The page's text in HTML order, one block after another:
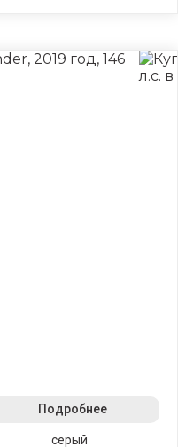
серый
Подробнее